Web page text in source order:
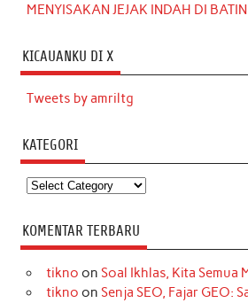
MENYISAKAN JEJAK INDAH DI BATIN
KICAUANKU DI X
Tweets by amriltg
KATEGORI
Kategori
KOMENTAR TERBARU
tikno on Soal Ikhlas, Kita Semua
tikno on Senja SEO, Fajar GEO: